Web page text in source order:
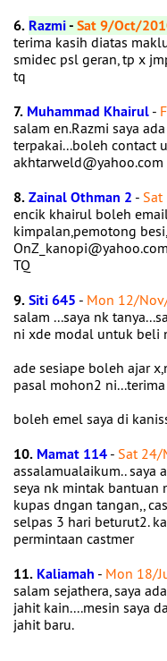
6. Razmi-Sat 9/Oct/
terima kasih diatas
smidec psl geran, tp x
tq
7. Muhammad Khairul -
salam en.Razmi saya
terpakai...boleh contact
akhtarweld@yahoo.com
8.Zainal Othman 2 -
encik khairul boleh
kimpalan,pemotong
OnZ_kanopi@yahoo.com
TQ
9.Siti 645 - Mon 12/
salam ...saya nk
ni xde modal untuk beli
ade sesiape boleh ajar
pasal mohon2
boleh emel saya di
10. Mamat 114 - Sat 24/
assalamualaikum.. saya
seya nk mintak bantuan
kupas dngan tangan,,
selpas 3 hari beturut2.
permintaan castmer
11. Kaliamah - Mon 18/
salam sejathera, saya
jahit kain....mesin saya
jahit baru.